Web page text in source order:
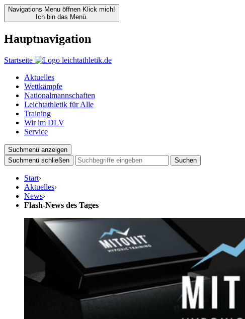
Navigations Menu öffnen Klick mich!
Ich bin das Menü.
Hauptnavigation
Startseite
Aktuelles
Wettkämpfe
Nationalmannschaften
Leichtathletik für Alle
Training
Wir im DLV
Service
Suchmenü anzeigen
Suchmenü schließen
Suchen
Start›
Aktuelles›
News›
Flash-News des Tages